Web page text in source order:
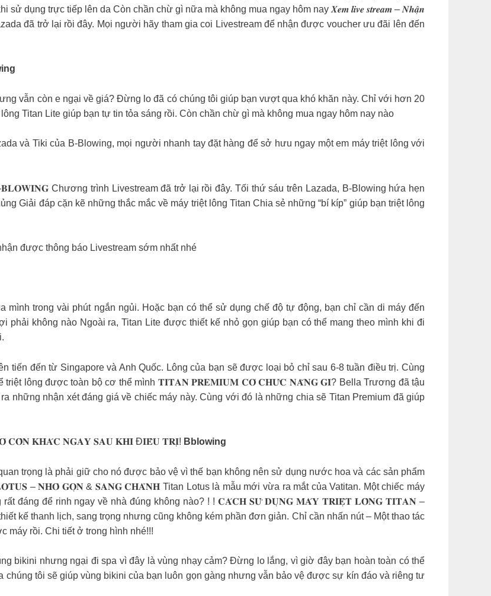
dụng trực tiếp lên da Còn chần chừ gì nữa mà không mua ngay hôm nay 𝑿𝒆𝒎 𝒍𝒊𝒗𝒆 𝒔𝒕𝒓𝒆𝒂𝒎 – 𝑵𝒉𝒂̣̂𝒏
đã trở lại rồi đây. Mọi người hãy tham gia coi Livestream để nhận được voucher ưu đãi lên đến
vẫn còn e ngại về giá? Đừng lo đã có chúng tôi giúp bạn vượt qua khó khăn này. Chỉ với hơn 20
Titan Lite giúp bạn tự tin tỏa sáng rồi. Còn chần chừ gì mà không mua ngay hôm nay nào
và Tiki của B-Blowing, mọi người nhanh tay đặt hàng để sở hưu ngay một em máy triệt lông với
Chương trình Livestream đã trở lại rồi đây. Tối thứ sáu trên Lazada, B-Blowing hứa hẹn
Giải đáp cặn kẽ những thắc mắc về máy triệt lông Titan Chia sẻ những “bí kíp” giúp bạn triệt lông
được thông báo Livestream sớm nhất nhé
mình trong vài phút ngắn ngủi. Hoặc bạn có thể sử dụng chế độ tự động, bạn chỉ cần di máy đến
phải không nào Ngoài ra, Titan Lite được thiết kế nhỏ gọn giúp bạn có thể mang theo mình khi đi
đến từ Singapore và Anh Quốc. Lông của bạn sẽ được loại bỏ chỉ sau 6-8 tuần điều trị. Cùng
triệt lông được toàn bộ cơ thể mình 𝐓𝐈𝐓𝐀𝐍 𝐏𝐑𝐄𝐌𝐈𝐔𝐌 𝐂𝐎́ 𝐂𝐇𝐔̛́𝐂 𝐍𝐀̆𝐍𝐆 𝐆𝐈̀? Bella Trương đã tậu
những nhận xét đáng giá về chiếc máy này. Cùng với đó là những chia sẽ Titan Premium đã giúp
𝐊𝐇𝐀́𝐂 𝐍𝐆𝐀𝐘 𝐒𝐀𝐔 𝐊𝐇𝐈 Đ𝐈𝐄̂̀𝐔 𝐓𝐑𝐈̣! Bblowing
trọng là phải giữ cho nó được bảo vệ vì thế bạn không nên sử dụng nước hoa và các sản phẩm
– 𝐍𝐇𝐎̉ 𝐆𝐎̣𝐍 & 𝐒𝐀𝐍𝐆 𝐂𝐇𝐀̉𝐍𝐇 Titan Lotus là mẫu mới vừa ra mắt của Vatitan. Một chiếc máy
rất đáng để rinh ngay về nhà đúng không nào? ! ! 𝐂𝐀́𝐂𝐇 𝐒𝐔̛̉ 𝐃𝐔̣𝐍𝐆 𝐌𝐀́𝐘 𝐓𝐑𝐈𝐄̣̂𝐓 𝐋𝐎̂𝐍𝐆 𝐓𝐈𝐓𝐀𝐍 –
kế thanh lịch, sang trọng nhưng cũng không kém phần đơn giản. Chỉ cần nhấn nút – Một thao tác
máy rồi. Chi tiết ở trong hình nhé!!!
nhưng ngại đi spa vì đây là vùng nhạy cảm? Đừng lo lắng, vì giờ đây bạn hoàn toàn có thể
chúng tôi sẽ giúp vùng bikini của bạn luôn gọn gàng nhưng vẫn bảo vệ được sự kín đáo và riêng tư